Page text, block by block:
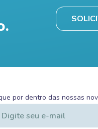
por dentro das nossas